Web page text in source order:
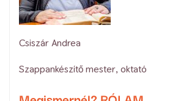
Csiszár Andrea
Szappankészítő mester, oktató